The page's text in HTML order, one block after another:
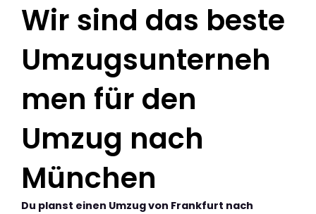
Wir sind das beste
Umzugsunterneh
men für den
Umzug nach
München
Du planst einen Umzug von Frankfurt nach